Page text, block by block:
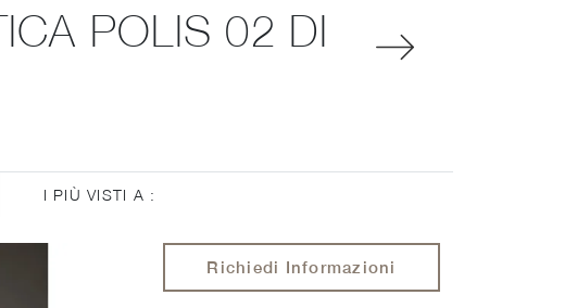
POLIS 02 DI
I PIÙ VISTI A :
Richiedi Informazioni